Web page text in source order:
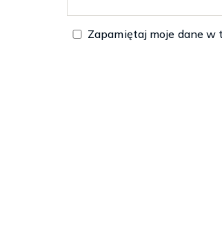
Zapamiętaj moje dane w